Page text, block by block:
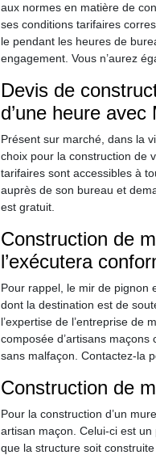
aux normes en matière de
ses conditions tarifaires
le pendant les heures de
engagement. Vous n’aurez
Devis de
d’une heure avec
Présent sur marché, dans la
choix pour la construction de
tarifaires sont accessibles à
auprès de son bureau et
est gratuit.
Construction de
l’exécutera
Pour rappel, le mir de pignon
dont la destination est de
l’expertise de l’entreprise de
composée d’artisans
sans malfaçon. Contactez-la
Construction de
Pour la construction d’un
artisan maçon. Celui-ci est
que la structure soit